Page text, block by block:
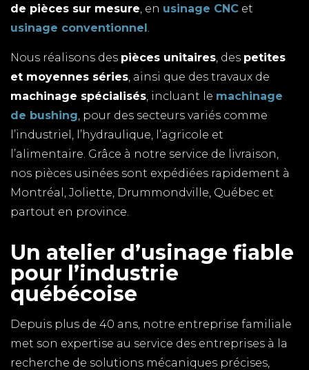
de pièces sur mesure, en usinage CNC et
usinage conventionnel.
Nous réalisons des pièces unitaires, des petites
et moyennes séries, ainsi que des travaux de
machinage spécialisés, incluant le machinage
de bushing, pour des secteurs variés comme
l’industriel, l’hydraulique, l’agricole et
l’alimentaire. Grâce à notre service de livraison,
nos pièces usinées sont expédiées rapidement à
Montréal, Joliette, Drummondville, Québec et
partout en province.
Un atelier d’usinage fiable
pour l’industrie
québécoise
Depuis plus de 40 ans, notre entreprise familiale
met son expertise au service des entreprises à la
recherche de solutions mécaniques précises,